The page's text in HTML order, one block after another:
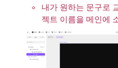
◦
내가 원하는 문구로
젝트 이름을 메인에